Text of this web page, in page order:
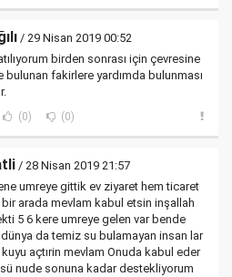
/ 29 Nisan 2019 00:52
birden sonrası için çevresine
bulunan fakirlere yardımda bulunması
(0) (0)
/ 28 Nisan 2019 21:57
umreye gittik ev ziyaret hem ticaret
arada mevlam kabul etsin inşallah
5 6 kere umreye gelen var bende
da temiz su bulamayan insan lar
açtırin mevlam Onuda kabul eder
nude sonuna kadar destekliyorum